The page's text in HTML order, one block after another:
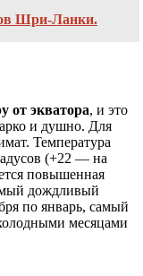
Шри-Ланки.
от экватора, и это
и душно. Для
Температура
(+22 — на
повышенная
дождливый
по январь, самый
месяцами